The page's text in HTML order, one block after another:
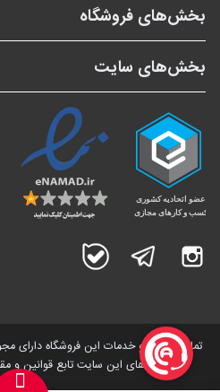
بخش‌های فروشگاه
بخش‌های سایت
اینستاگرام تلگرام
تمامی کالاها و خدمات این فروشگاه دارای
و فعالیت های این سایت تابع قوانین و